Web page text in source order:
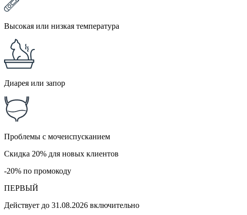
Высокая или низкая температура
Диарея или запор
Проблемы с мочеиспусканием
Скидка 20% для новых клиентов
-20% по промокоду
ПЕРВЫЙ
Действует до 31.08.2026 включительно